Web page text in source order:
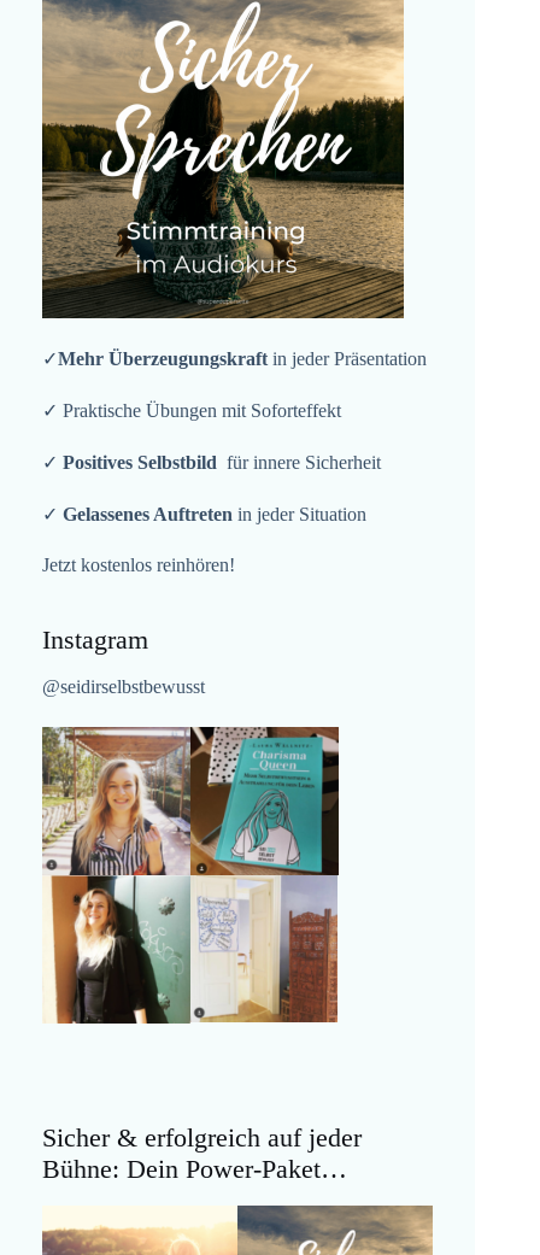
✓Mehr Überzeugungskraft in jeder Präsentation
✓ Praktische Übungen mit Soforteffekt
✓ Positives Selbstbild für innere Sicherheit
✓ Gelassenes Auftreten in jeder Situation
Jetzt kostenlos reinhören!
Instagram
@seidirselbstbewusst
Sicher & erfolgreich auf jeder
Bühne: Dein Power-Paket…